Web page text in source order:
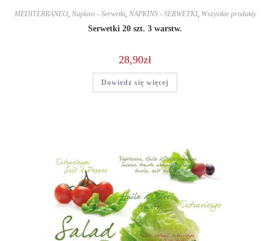
MEDITERRANEO, Napkins - Serwetki, NAPKINS - SERWETKI, Wszystkie produkty
Serwetki 20 szt. 3 warstw.
28,90zł
Dowiedz się więcej